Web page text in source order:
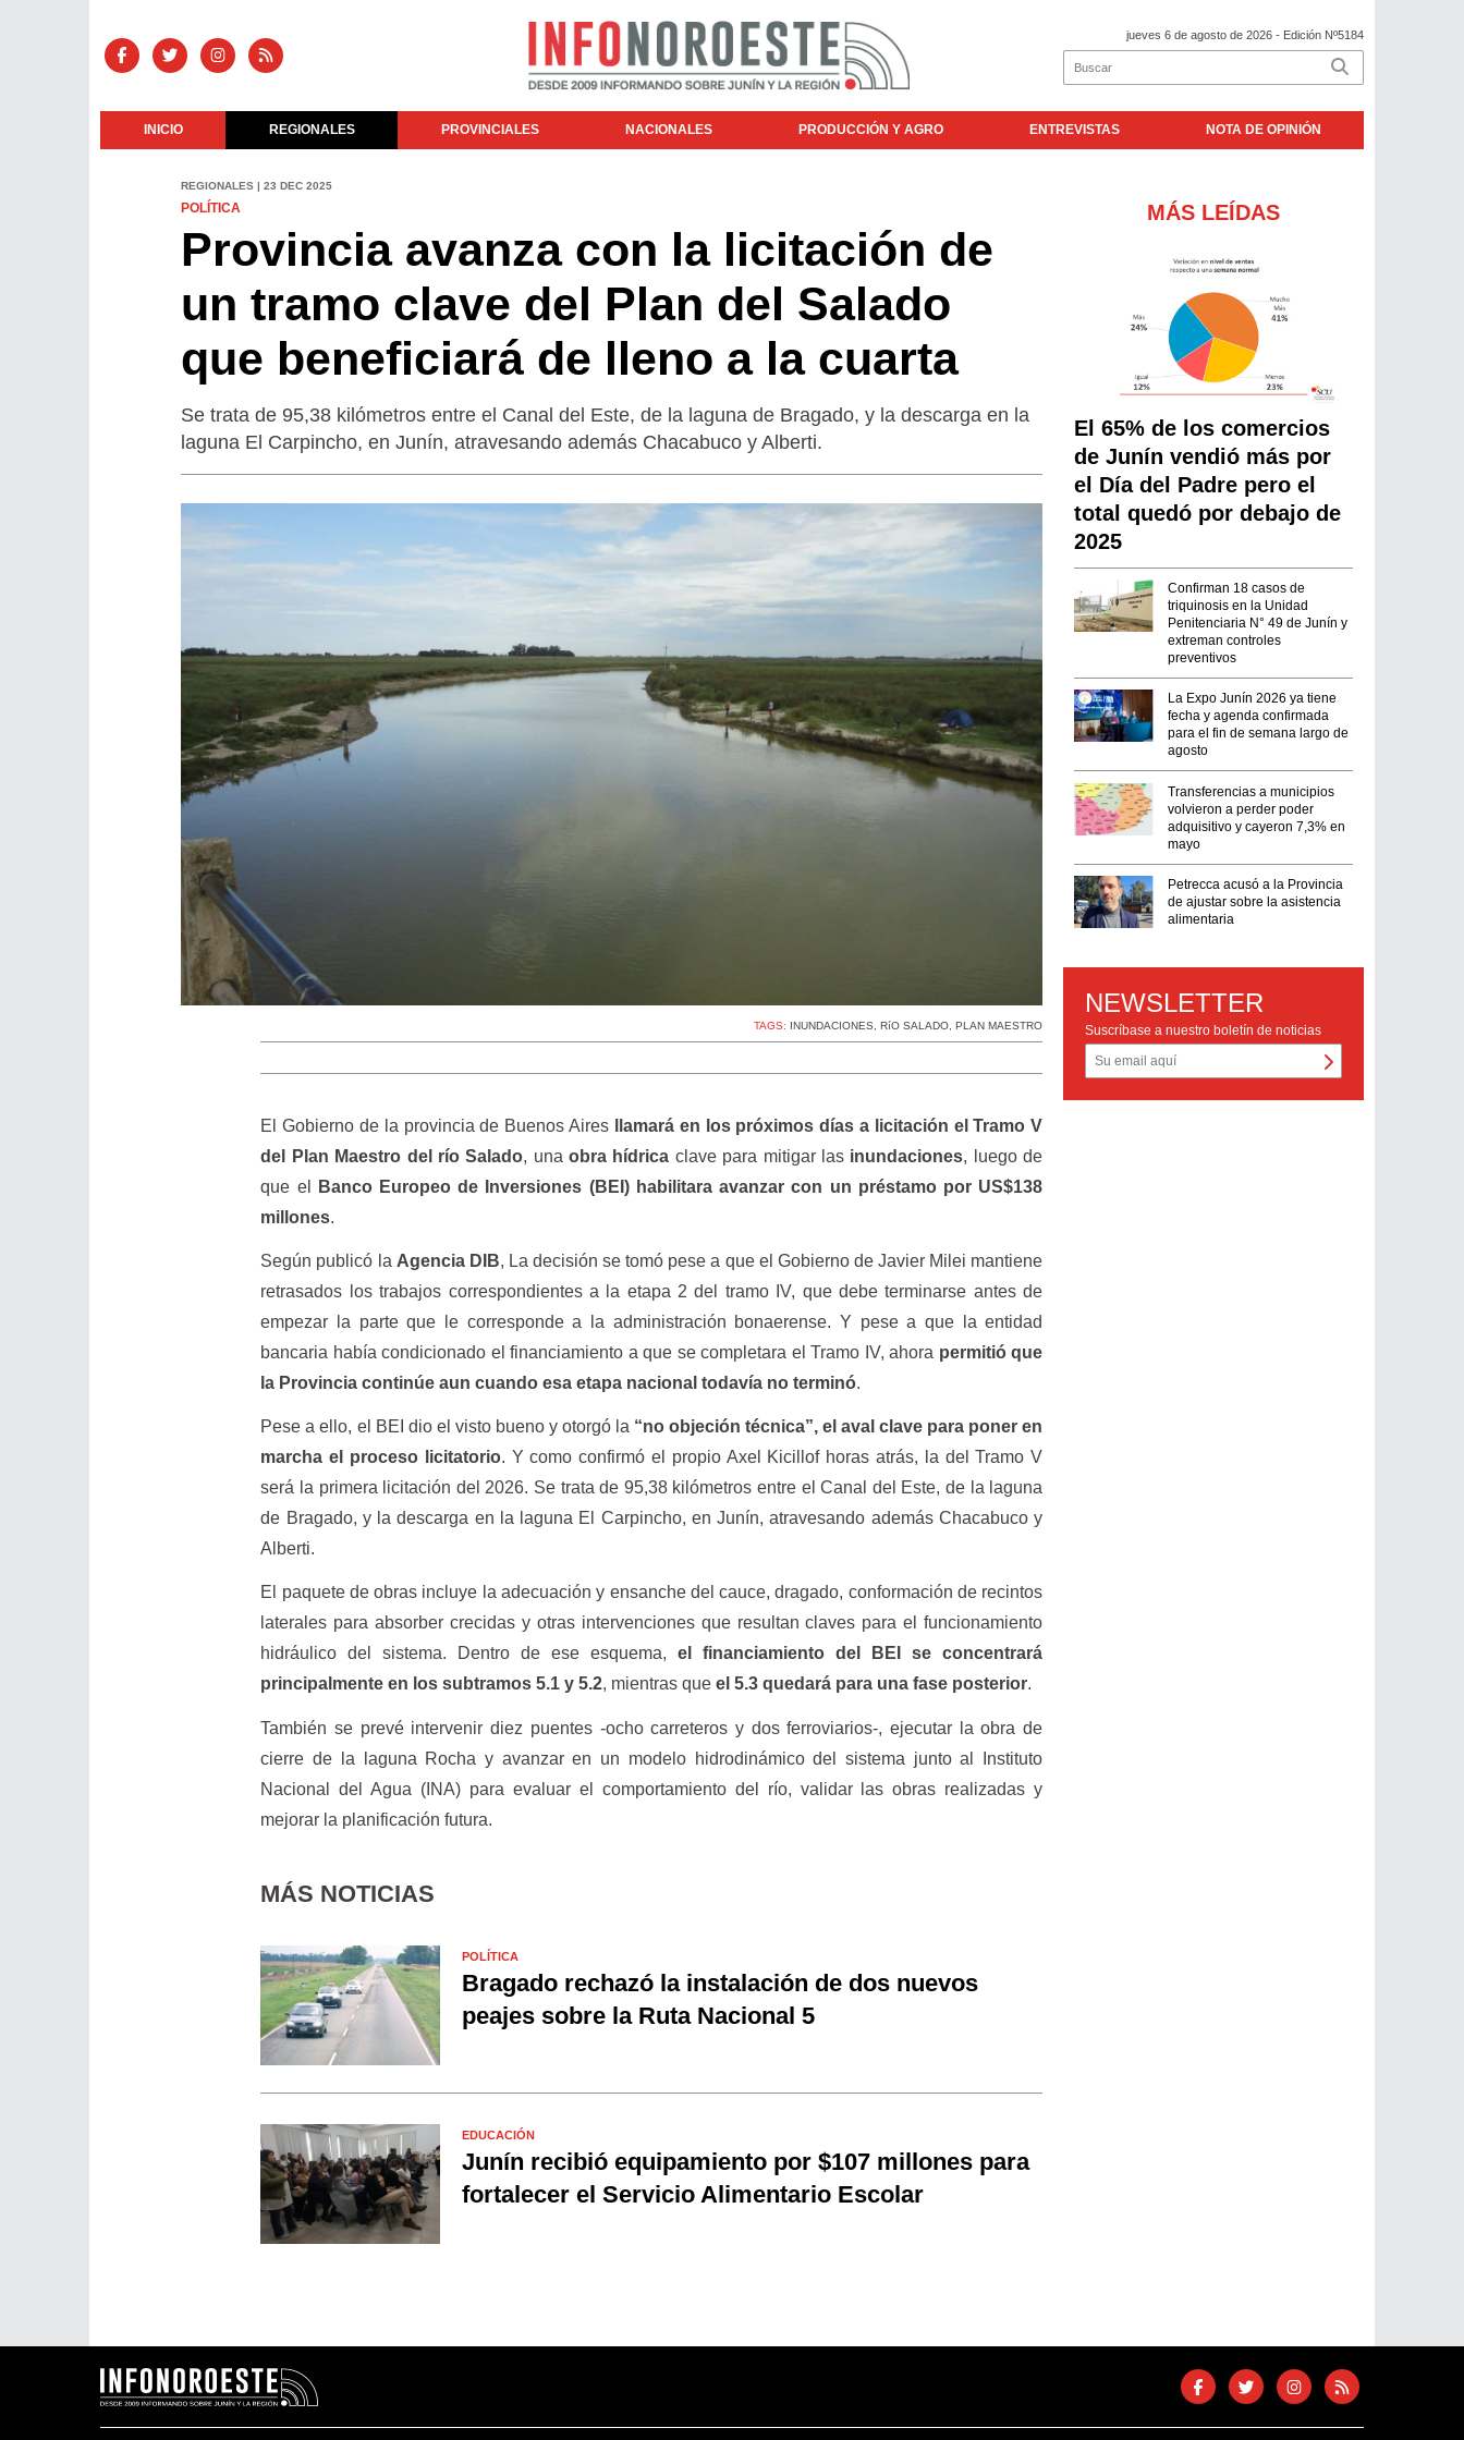
jueves 6 de agosto de 2026 - Edición Nº5184
INICIO REGIONALES PROVINCIALES NACIONALES PRODUCCIÓN Y AGRO ENTREVISTAS NOTA DE OPINIÓN
REGIONALES | 23 DEC 2025
POLÍTICA
Provincia avanza con la licitación de
un tramo clave del Plan del Salado
que beneficiará de lleno a la cuarta
Se trata de 95,38 kilómetros entre el Canal del Este, de la laguna de Bragado, y la descarga en la
laguna El Carpincho, en Junín, atravesando además Chacabuco y Alberti.
TAGS: INUNDACIONES ,RíO SALADO ,PLAN MAESTRO
El Gobierno de la provincia de Buenos Aires
llamará en los próximos días a licitación el Tramo V
del Plan Maestro del río Salado, unaobra hídrica clave para mitigar las inundaciones, luego de
que el
Banco Europeo de Inversiones (BEI) habilitara avanzar con un préstamo por US$138
millones.
Según publicó la Agencia DIB, La decisión se tomó pese a que el Gobierno de Javier Milei mantiene
retrasados los trabajos correspondientes a la etapa 2 del tramo IV, que debe terminarse antes de
empezar la parte que le corresponde a la administración bonaerense. Y pese a que la entidad
bancaria había condicionado el financiamiento a que se completara el Tramo IV, ahora permitió que
la Provincia continúe aun cuando esa etapa nacional todavía no terminó.
Pese a ello, el BEI dio el visto bueno y otorgó la “no objeción técnica”, el aval clave para poner en
marcha el proceso licitatorio. Y como confirmó el propio Axel Kicillof horas atrás, la del Tramo V
será la primera licitación del 2026. Se trata de 95,38 kilómetros entre el Canal del Este, de la laguna
de Bragado, y la descarga en la laguna El Carpincho, en Junín, atravesando además Chacabuco y
Alberti.
El paquete de obras incluye la adecuación y ensanche del cauce, dragado, conformación de recintos
laterales para absorber crecidas y otras intervenciones que resultan claves para el funcionamiento
hidráulico del sistema. Dentro de ese esquema,el financiamiento del BEI se concentrará
principalmente en los subtramos 5.1 y 5.2, mientras queel 5.3 quedará para una fase posterior.
También se prevé intervenir diez puentes -ocho carreteros y dos ferroviarios-, ejecutar la obra de
cierre de la laguna Rocha y avanzar en un modelo hidrodinámico del sistema junto al Instituto
Nacional del Agua (INA) para evaluar el comportamiento del río, validar las obras realizadas y
mejorar la planificación futura.
MÁS NOTICIAS
POLÍTICA
Bragado rechazó la instalación de dos nuevos
peajes sobre la Ruta Nacional 5
EDUCACIÓN
Junín recibió equipamiento por $107 millones para
fortalecer el Servicio Alimentario Escolar
MÁS LEÍDAS
El 65% de los comercios
de Junín vendió más por
el Día del Padre pero el
total quedó por debajo de
2025
Confirman 18 casos de
triquinosis en la Unidad
Penitenciaria N° 49 de Junín y
extreman controles
preventivos
La Expo Junín 2026 ya tiene
fecha y agenda confirmada
para el fin de semana largo de
agosto
Transferencias a municipios
volvieron a perder poder
adquisitivo y cayeron 7,3% en
mayo
Petrecca acusó a la Provincia
de ajustar sobre la asistencia
alimentaria
NEWSLETTER
Suscríbase a nuestro boletín de noticias